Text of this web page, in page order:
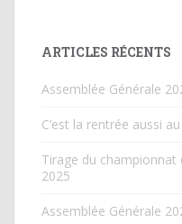
ARTICLES RÉCENTS
Assemblée Générale
C’est la rentrée aussi au
Tirage du championnat
2025
Assemblée Générale